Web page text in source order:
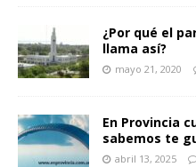
¿Por qué el
llama así?
mayo 21, 2020
En Provincia
sabemos te
abril 13, 2025